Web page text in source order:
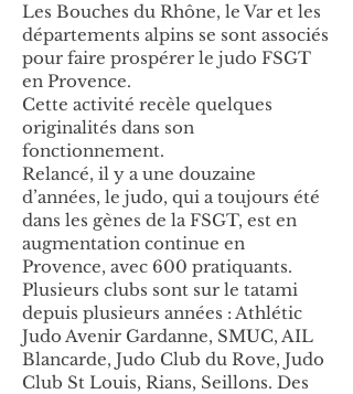
Les Bouches du Rhône, le Var et les
départements alpins se sont associés
pour faire prospérer le judo FSGT
en Provence.
Cette activité recèle quelques
originalités dans son
fonctionnement.
Relancé, il y a une douzaine
d’années, le judo, qui a toujours été
dans les gènes de la FSGT, est en
augmentation continue en
Provence, avec 600 pratiquants.
Plusieurs clubs sont sur le tatami
depuis plusieurs années : Athlétic
Judo Avenir Gardanne, SMUC, AIL
Blancarde, Judo Club du Rove, Judo
Club St Louis, Rians, Seillons. Des